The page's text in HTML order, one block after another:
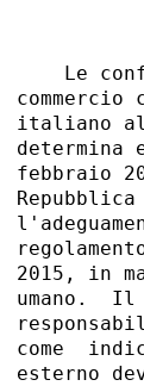
Le
italiano
febbraio
2015, in
umano.
come
esterno